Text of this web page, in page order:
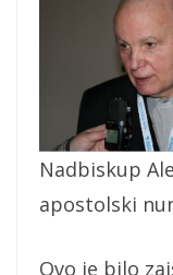
Nadbiskup
apostolski
Ovo je bilo